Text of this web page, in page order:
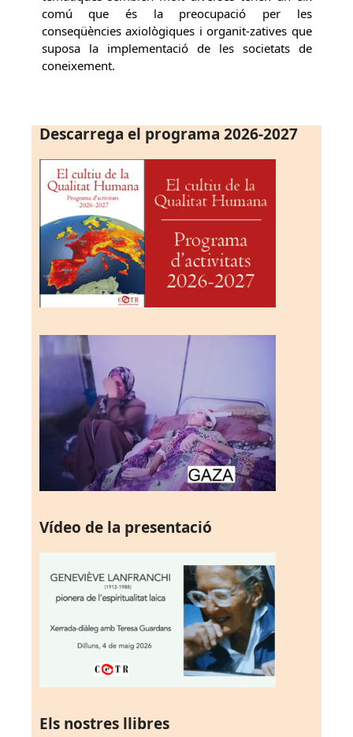
comú que és la preocupació per les
conseqüències axiològiques i organit-zatives que
suposa la implementació de les societats de
coneixement.
Descarrega el programa 2026-2027
Vídeo de la presentació
Els nostres llibres